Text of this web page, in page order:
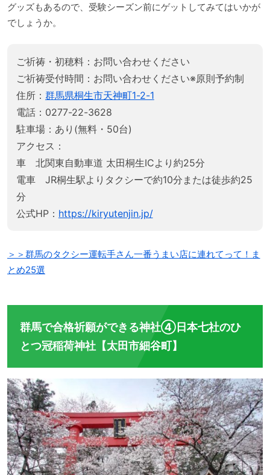
グッズもあるので、受験シーズン前にゲットしてみてはいかが
でしょうか。
ご祈祷・初穂料：お問い合わせください
ご祈祷受付時間：お問い合わせください※原則予約制
住所： 群馬県桐生市天神町1-2-1
電話：0277-22-3628
駐車場：あり(無料・50台)
アクセス：
車 北関東自動車道 太田桐生ICより約25分
電車 JR桐生駅よりタクシーで約10分または徒歩約25
分
公式HP： https://kiryutenjin.jp/
＞＞群馬のタクシー運転手さん一番うまい店に連れてって！ま
とめ25選
群馬で合格祈願ができる神社④日本七社のひ
とつ冠稲荷神社【太田市細谷町】